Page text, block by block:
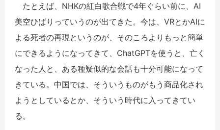
たとえば、NHKの紅白歌合戦で4年ぐらい前に、AI
美空ひばりっていうのが出てきた。今は、VRとかAIに
よる死者の再現というのが、そのころよりもっと簡単
にできるようになってきて、ChatGPTを使うと、亡く
なった人と、ある種疑似的な会話も十分可能になって
きている。中国では、そういうものがもう商品化され
ようとしているとか、そういう時代に入ってきてい
る。